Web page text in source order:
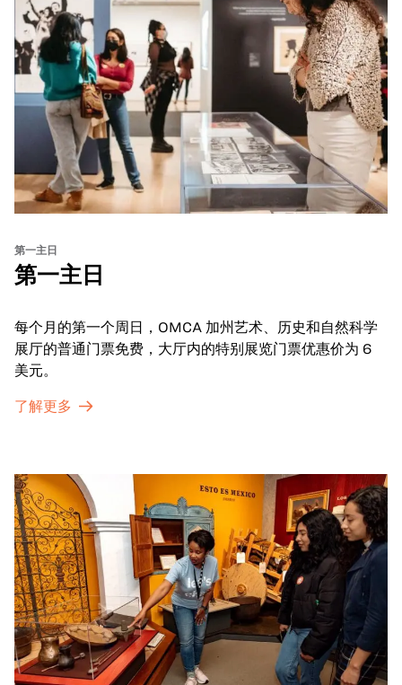
第一主日
第一主日
每个月的第一个周日，OMCA 加州艺术、历史和自然科学
展厅的普通门票免费，大厅内的特别展览门票优惠价为 6
美元。
了解更多